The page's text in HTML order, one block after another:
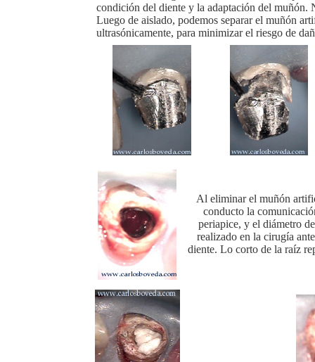
condición del diente y la adaptación del muñón.
Luego de aislado, podemos separar el muñón
ultrasónicamente, para minimizar el riesgo de
Al eliminar el muñón
conducto la
periapice, y el diámetro
realizado en la cirugía
diente. Lo corto de la raíz